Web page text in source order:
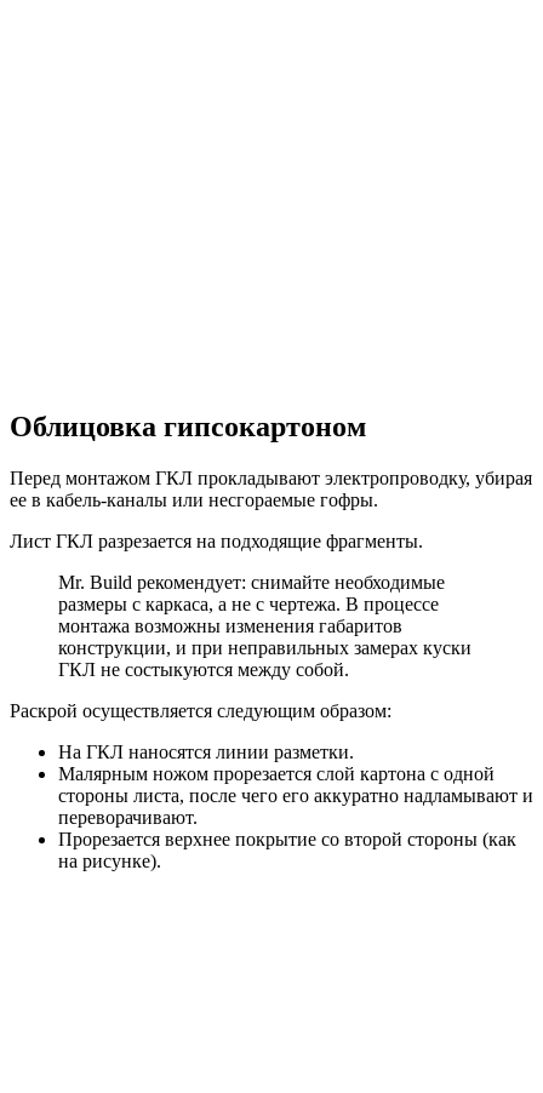
Облицовка гипсокартоном
Перед монтажом ГКЛ прокладывают электропроводку, убирая
ее в кабель-каналы или несгораемые гофры.
Лист ГКЛ разрезается на подходящие фрагменты.
Mr. Build рекомендует: снимайте необходимые
размеры с каркаса, а не с чертежа. В процессе
монтажа возможны изменения габаритов
конструкции, и при неправильных замерах куски
ГКЛ не состыкуются между собой.
Раскрой осуществляется следующим образом:
На ГКЛ наносятся линии разметки.
Малярным ножом прорезается слой картона с одной
стороны листа, после чего его аккуратно надламывают и
переворачивают.
Прорезается верхнее покрытие со второй стороны (как
на рисунке).